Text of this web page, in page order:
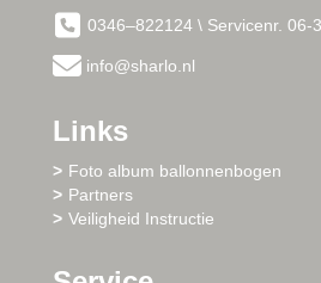
0346–822124 \ Servicenr. 06-
info@sharlo.nl
Links
Foto album ballonnenbogen
Partners
Veiligheid Instructie